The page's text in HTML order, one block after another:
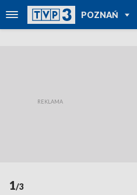
POZNAŃ
POWRÓT DO
TVP REGIONY
1/3